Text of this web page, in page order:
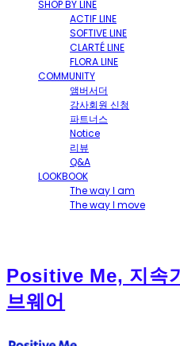
SHOP BY LINE
ACTIF LINE
SOFTIVE LINE
CLARTÉ LINE
FLORA LINE
COMMUNITY
앰버서더
강사회원 신청
파트너스
Notice
리뷰
Q&A
LOOKBOOK
The way I am
The way I move
Positive Me, 지속
브웨어